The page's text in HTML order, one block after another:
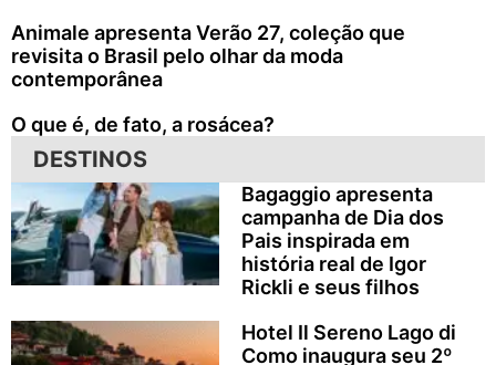
Animale apresenta Verão 27, coleção que
revisita o Brasil pelo olhar da moda
contemporânea
O que é, de fato, a rosácea?
DESTINOS
Bagaggio apresenta
campanha de Dia dos
Pais inspirada em
história real de Igor
Rickli e seus filhos
Hotel Il Sereno Lago di
Como inaugura seu 2º